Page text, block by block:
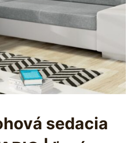
sedacia